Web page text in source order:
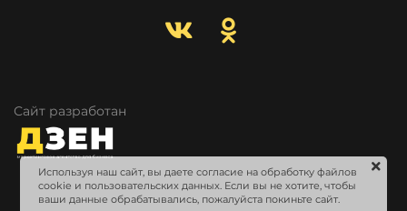
Сайт разработан
Используя наш сайт, вы даете согласие на обработку файлов
cookie и пользовательских данных. Если вы не хотите, чтобы
ваши данные обрабатывались, пожалуйста покиньте сайт.